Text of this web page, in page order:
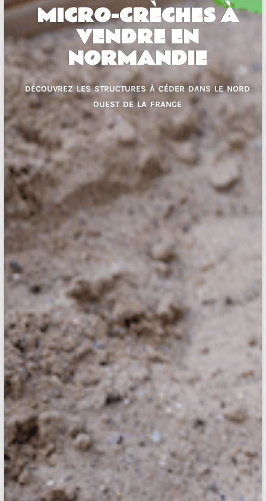
MICRO-CRÈCHES À
VENDRE EN
NORMANDIE
DÉCOUVREZ LES STRUCTURES À CÉDER DANS LE NORD
OUEST DE LA FRANCE